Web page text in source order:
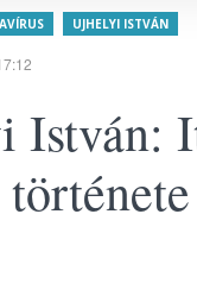
UJHELYI ISTVÁN
István: